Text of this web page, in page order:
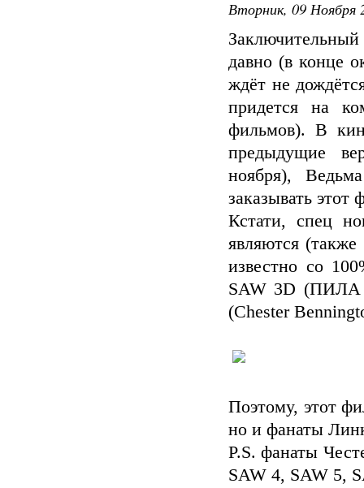
Вторник, 09 Ноября
давно (в конце
ждёт не
придется на
фильмов). В
предыдущие
ноября),
заказывать
Кстати, спец
являются
известно со
SAW 3D (ПИЛА
(Chester
Поэтому, этот
но и фанаты
P.S. фанаты
SAW 4, SAW 5,